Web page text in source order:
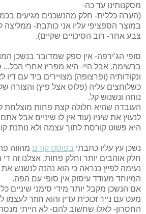
מסקנותינו עד כה-
(הערה כללית- חלק מהנשכנים מגיעים
במוצר הספציפי עליו אני כותבת-
צבע אחר- רוב הסיכויים שקיים).
סופי הג'ירפה- אין ספק שמדובר בנשכן
ברשימה. אבל היי- היא מפריז אחרי הכל...
ונקודותיה (ופרצופה) מצויירים ביד עם
כשלוחצים עליה (פלוס אצל פיץ) והצורה
נוחה ונשנוש קל.
העובדה שהיא חלולה קצת פחות מוצלחת
לנעוץ את שיניו (עוד אין לו שיניים אבל
היא פשוט קורסת לתוך עצמה ולא נותנת
נשכן עץ עליו כתבתי בפוסט קודם מהווה
חלק אוהבים יותר וחלק פחות. אצלנו זה
נעימה לפיץ כנראה כי הוא נהנה לנשנש
המיוחד מעודד עיסוק אין סופי עם הפה.
אם הנשכן מקבל יותר מידי סימני שיניים
מעט עם נייר זכוכית עדין והוא חוזר
החסרון- לאלו שחשוב להם- לא הייתי מנסה